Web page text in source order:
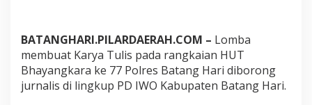
a
B
o
BATANGHARI.PILARDAERAH.COM – Lomba
membuat Karya Tulis pada rangkaian HUT
Bhayangkara ke 77 Polres Batang Hari diborong
jurnalis di lingkup PD IWO Kabupaten Batang Hari.